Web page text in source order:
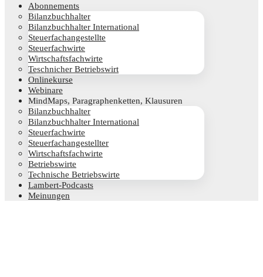
Abon­ne­ments
Bilanz­buch­hal­ter
Bilanz­buch­hal­ter International
Steu­er­fach­an­ge­stell­te
Steu­er­fach­wir­te
Wirt­schafts­fach­wir­te
Teschni­cher Betriebswirt
Online­kur­se
Web­i­na­re
Mind­Maps, Para­gra­phen­ket­ten, Klausuren
Bilanz­buch­hal­ter
Bilanz­buch­hal­ter International
Steu­er­fach­wir­te
Steu­er­fach­an­ge­stell­ter
Wirt­schafts­fach­wir­te
Betriebs­wir­te
Tech­ni­sche Betriebswirte
Lam­­bert-Pod­­casts
Mei­nun­gen